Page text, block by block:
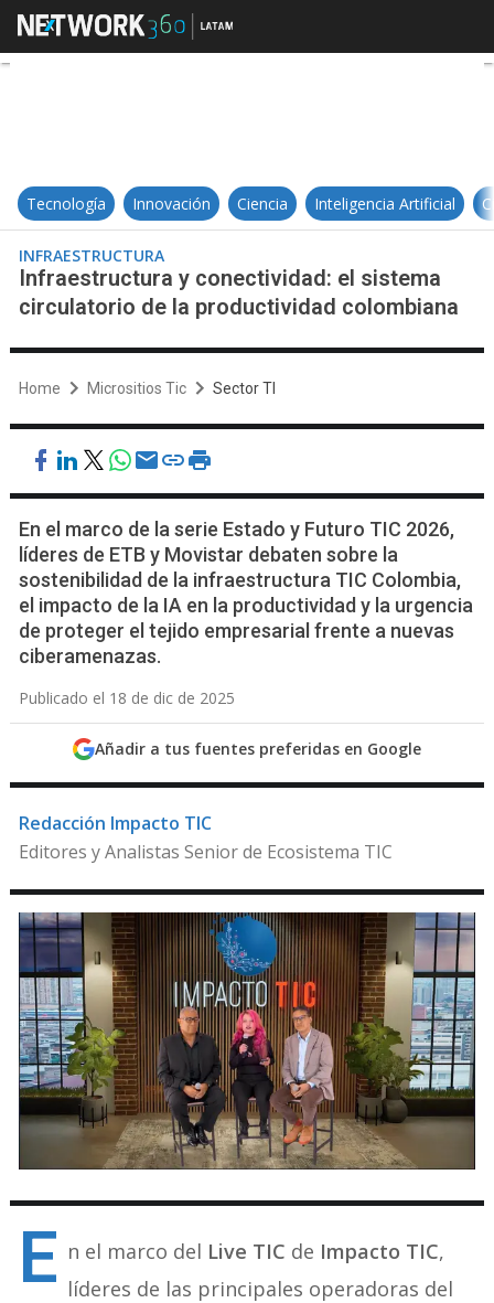
Infraestructura y conectividad:
Tecnología Innovación Ciencia Inteligencia Artificial
INFRAESTRUCTURA
Infraestructura y conectividad: el sistema
circulatorio de la productividad colombiana
Home Micrositios Tic Sector TI
En el marco de la serie Estado y Futuro TIC 2026,
líderes de ETB y Movistar debaten sobre la
sostenibilidad de la infraestructura TIC Colombia,
el impacto de la IA en la productividad y la urgencia
de proteger el tejido empresarial frente a nuevas
ciberamenazas.
Publicado el 18 de dic de 2025
Añadir a tus fuentes preferidas en Google
Redacción Impacto TIC
Editores y Analistas Senior de Ecosistema TIC
E n el marco del Live TIC de Impacto TIC,
líderes de las principales operadoras del